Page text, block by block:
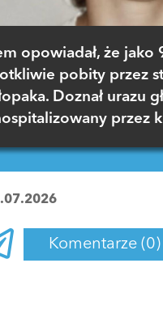
opowiadał, że jako
pobity przez
Doznał urazu
przez
Komentarze (0)